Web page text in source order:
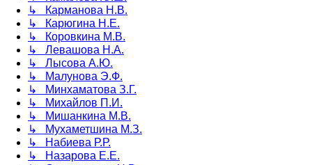
↳ Карманова Н.В.
↳ Карюгина Н.Е.
↳ Коровкина М.В.
↳ Левашова Н.А.
↳ Лысова А.Ю.
↳ Малунова Э.Ф.
↳ Минхаматова З.Г.
↳ Михайлов П.И.
↳ Мишанкина М.В.
↳ Мухаметшина М.З.
↳ Набиева Р.Р.
↳ Назарова Е.Е.